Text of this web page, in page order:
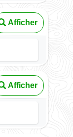
Afficher
Afficher